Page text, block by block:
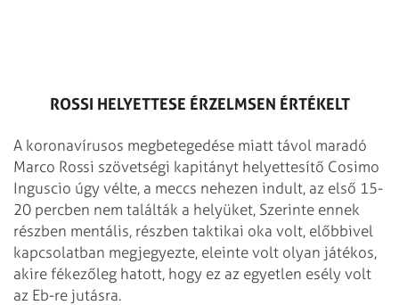
ROSSI HELYETTESE ÉRZELMSEN ÉRTÉKELT
A koronavírusos megbetegedése miatt távol maradó
Marco Rossi szövetségi kapitányt helyettesítő Cosimo
Inguscio úgy vélte, a meccs nehezen indult, az első 15-
20 percben nem találták a helyüket, Szerinte ennek
részben mentális, részben taktikai oka volt, előbbivel
kapcsolatban megjegyezte, eleinte volt olyan játékos,
akire fékezőleg hatott, hogy ez az egyetlen esély volt
az Eb-re jutásra.